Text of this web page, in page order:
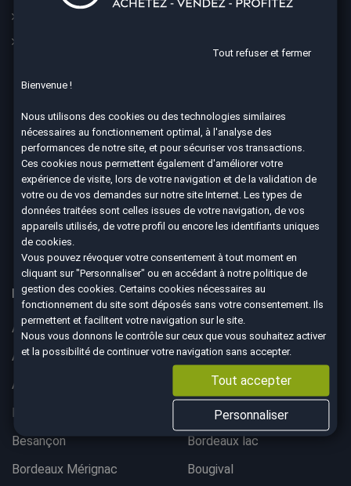
Nous suivre
4.7
Nos 67 agences à votre service dans toute la France
Aix-en-Provence
Ajaccio
Albertville
Anglet
Angoulême
Aurillac
Bergerac
Besançon
Bordeaux lac
Bordeaux Mérignac
Bougival
Tout refuser et fermer
Bienvenue !
Nous utilisons des cookies ou des technologies similaires
nécessaires au fonctionnement optimal, à l'analyse des
performances de notre site, et pour sécuriser vos transactions.
Ces cookies nous permettent également d'améliorer votre
expérience de visite, lors de votre navigation et de la validation de
votre ou de vos demandes sur notre site Internet. Les types de
données traitées sont celles issues de votre navigation, de vos
appareils utilisés, de votre profil ou encore les identifiants uniques
de cookies.
Vous pouvez révoquer votre consentement à tout moment en
cliquant sur "Personnaliser" ou en accédant à notrepolitique de
gestion des cookies . Certains cookies nécessaires au
fonctionnement du site sont déposés sans votre consentement. Ils
permettent et facilitent votre navigation sur le site.
Nous vous donnons le contrôle sur ceux que vous souhaitez activer
et la possibilité de continuer votre navigation sans accepter.
Tout accepter
Personnaliser